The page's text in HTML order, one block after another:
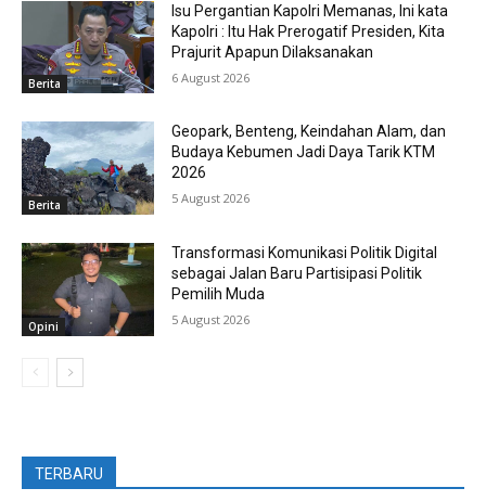
Berita
Isu Pergantian Kapolri Memanas, Ini kata
Kapolri : Itu Hak Prerogatif Presiden, Kita
Prajurit Apapun Dilaksanakan
6 August 2026
Berita
Geopark, Benteng, Keindahan Alam, dan
Budaya Kebumen Jadi Daya Tarik KTM
2026
5 August 2026
Opini
Transformasi Komunikasi Politik Digital
sebagai Jalan Baru Partisipasi Politik
Pemilih Muda
5 August 2026
TERBARU